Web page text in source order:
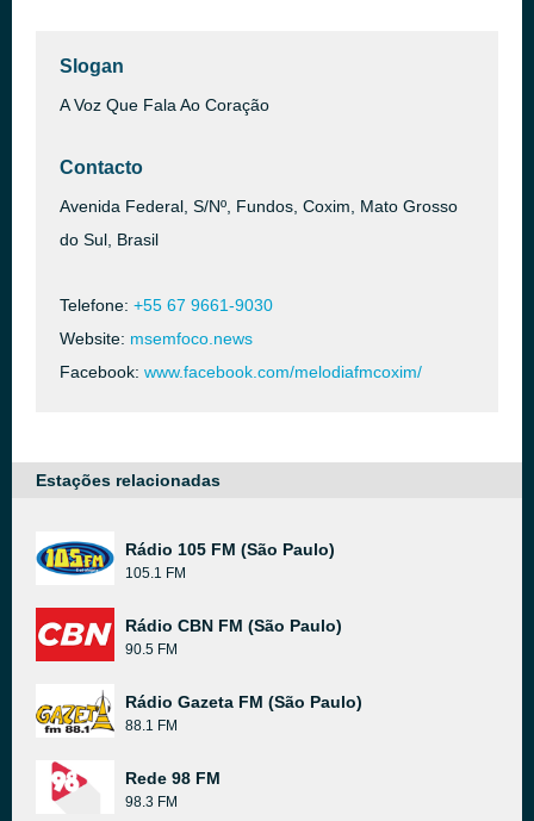
Slogan
A Voz Que Fala Ao Coração
Contacto
Avenida Federal, S/Nº, Fundos, Coxim, Mato Grosso
do Sul, Brasil
Telefone: +55 67 9661-9030
Website: msemfoco.news
Facebook: www.facebook.com/melodiafmcoxim/
Estações relacionadas
Rádio 105 FM (São Paulo)
105.1 FM
Rádio CBN FM (São Paulo)
90.5 FM
Rádio Gazeta FM (São Paulo)
88.1 FM
Rede 98 FM
98.3 FM